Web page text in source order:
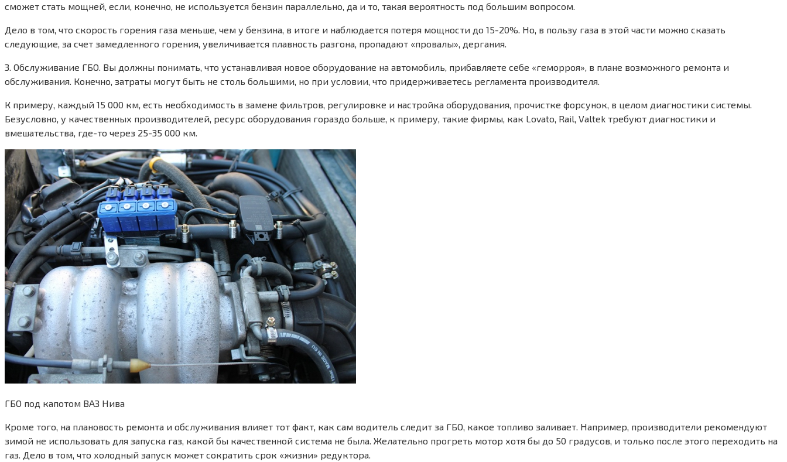
сможет стать мощней, если, конечно, не используется бензин параллельно, да и то, такая вероятность под большим вопросом.
Дело в том, что скорость горения газа меньше, чем у бензина, в итоге и наблюдается потеря мощности до 15-20%. Но, в пользу газа в этой части можно сказать
следующие, за счет замедленного горения, увеличивается плавность разгона, пропадают «провалы», дергания.
3. Обcлуживание ГБО. Вы должны понимать, что устанавливая новое оборудование на автомобиль, прибавляете себе «геморроя», в плане возможного ремонта и
обслуживания. Конечно, затраты могут быть не столь большими, но при условии, что придерживаетесь регламента производителя.
К примеру, каждый 15 000 км, есть необходимость в замене фильтров, регулировке и настройка оборудования, прочистке форсунок, в целом диагностики системы.
Безусловно, у качественных производителей, ресурс оборудования гораздо больше, к примеру, такие фирмы, как Lovato, Rail, Valtek требуют диагностики и
вмешательства, где-то через 25-35 000 км.
ГБО под капотом ВАЗ Нива
Кроме того, на плановость ремонта и обслуживания влияет тот факт, как сам водитель следит за ГБО, какое топливо заливает. Например, производители рекомендуют
зимой не использовать для запуска газ, какой бы качественной система не была. Желательно прогреть мотор хотя бы до 50 градусов, и только после этого переходить на
газ. Дело в том, что холодный запуск может сократить срок «жизни» редуктора.